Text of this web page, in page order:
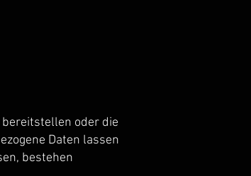
oder die
Daten lassen
bestehen